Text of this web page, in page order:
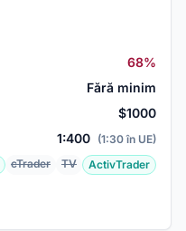
68%
Fără minim
$1000
1:400 (1:30 în UE)
cTrader TV ActivTrader